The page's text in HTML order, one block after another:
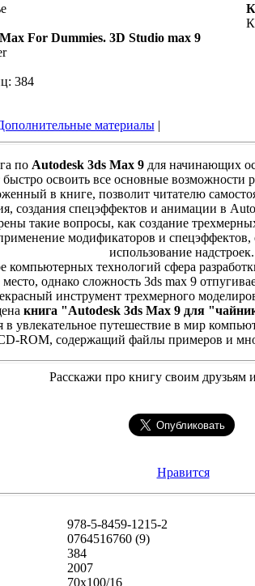
For Dummies. 3D Studio max 9
384
материалы|
по Autodesk 3ds Max 9 для начинающих
освоить все основные возможности
в книге, позволит читателю
создания спецэффектов и анимации в
такие вопросы, как создание
модификаторов и спецэффектов,
использование надстроек.
компьютерных технологий сфера
однако сложность 3ds max 9
инструмент трехмерного
книга "Autodesk 3ds Max 9 для
в увлекательное путешествие в мир
ROM, содержащий файлы примеров и
Расскажи про книгу своим друзьям
Нравится
978-5-8459-1215-2
0764516760 (9)
384
2007
70x100/16